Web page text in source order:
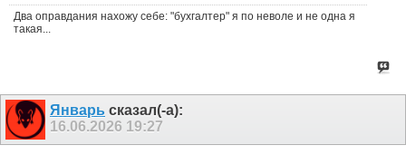
Два оправдания нахожу себе: "бухгалтер" я по неволе и не одна я
такая...
Январь сказал(-а):
16.06.2026 19:27